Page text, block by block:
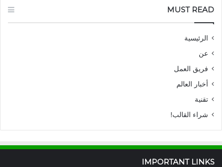
MUST READ
الرئيسية
عن
فريق العمل
أخبار العالم
تقنية
شراء القالب!
IMPORTANT LINKS